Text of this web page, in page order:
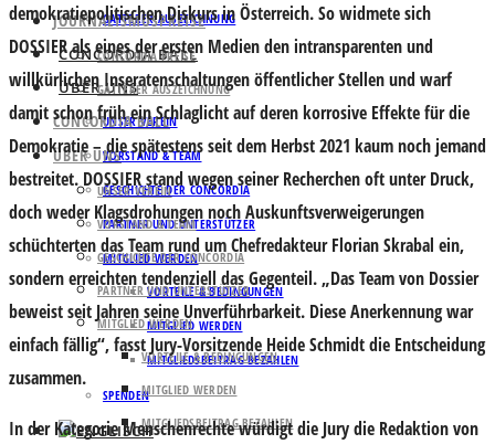
GATTERER AUSZEICHNUNG
CONCORDIA BALL
ÜBER UNS
UNSER VEREIN
VORSTAND & TEAM
GESCHICHTE DER CONCORDIA
PARTNER UND UNTERSTÜTZER
MITGLIED WERDEN
VORTEILE & BEDINGUNGEN
MITGLIED WERDEN
MITGLIEDSBEITRAG BEZAHLEN
SPENDEN
JOURNALISMUSPREISE
CONCORDIA PREISE
GATTERER AUSZEICHNUNG
CONCORDIA BALL
ÜBER UNS
UNSER VEREIN
VORSTAND & TEAM
GESCHICHTE DER CONCORDIA
PARTNER UND UNTERSTÜTZER
MITGLIED WERDEN
VORTEILE & BEDINGUNGEN
MITGLIED WERDEN
MITGLIEDSBEITRAG BEZAHLEN
demokratiepolitischen Diskurs in Österreich. So widmete sich
DOSSIER als eines der ersten Medien den intransparenten und
willkürlichen Inseratenschaltungen öffentlicher Stellen und warf
damit schon früh ein Schlaglicht auf deren korrosive Effekte für die
Demokratie – die spätestens seit dem Herbst 2021 kaum noch jemand
bestreitet. DOSSIER stand wegen seiner Recherchen oft unter Druck,
doch weder Klagsdrohungen noch Auskunftsverweigerungen
schüchterten das Team rund um ChefredakteurFlorian Skrabal ein,
sondern erreichten tendenziell das Gegenteil. „Das Team von Dossier
beweist seit Jahren seine Unverführbarkeit. Diese Anerkennung war
einfach fällig“, fasst Jury-Vorsitzende Heide Schmidtdie Entscheidung
zusammen.
In der Kategorie Menschenrechte würdigt die Jury die Redaktion von